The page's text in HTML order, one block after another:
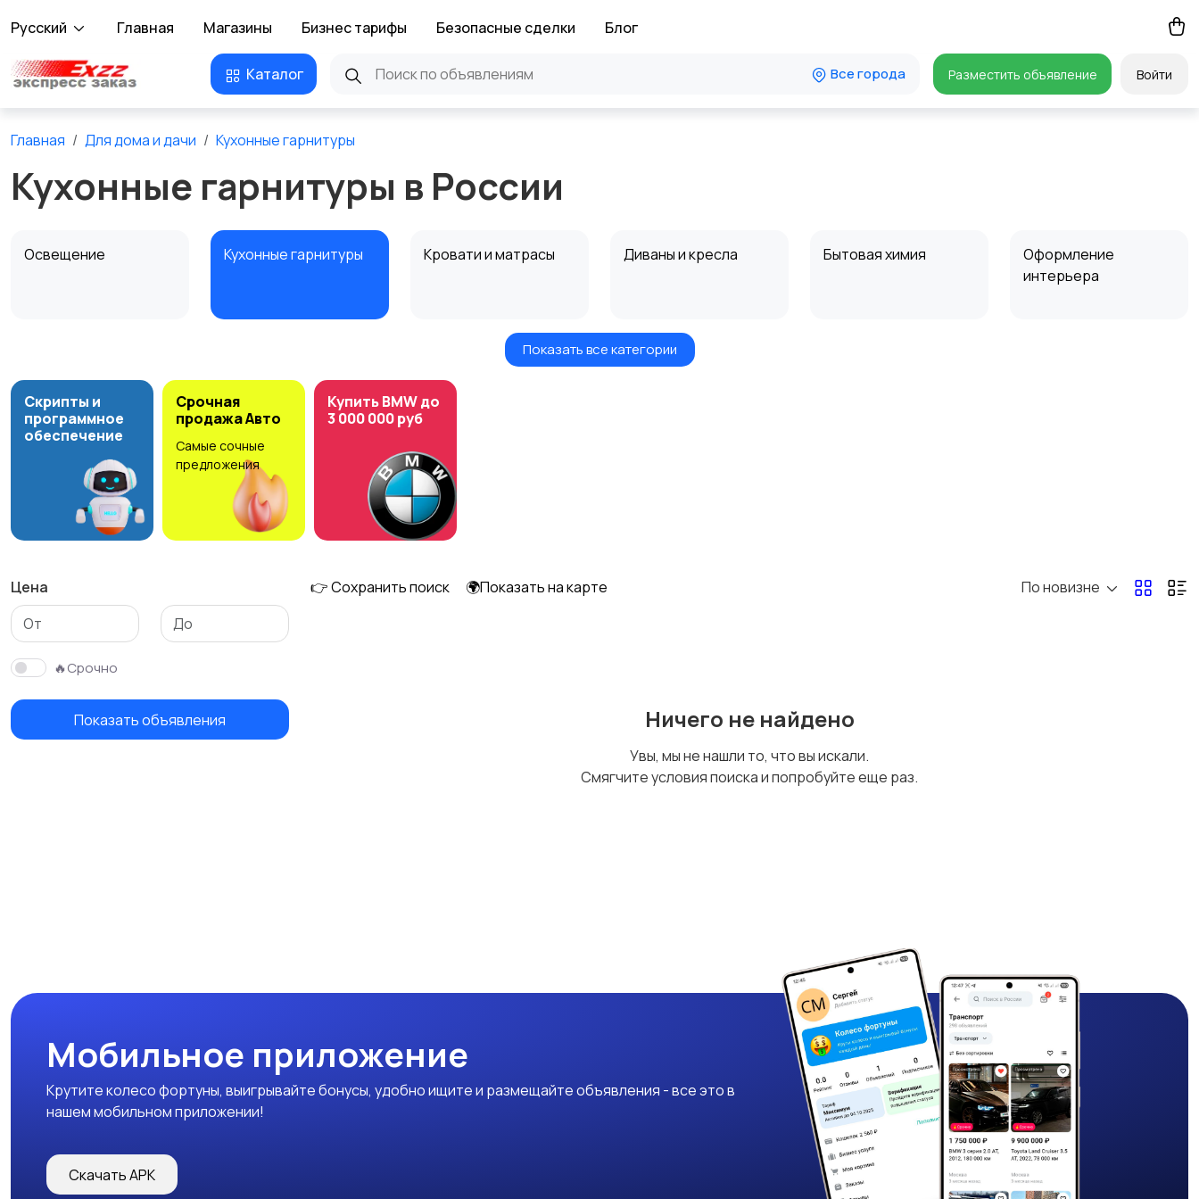
Русский Главная Магазины Бизнес тарифы Безопасные сделки Блог
Каталог Все города Разместить объявление Войти
Главная Для дома и дачи Кухонные гарнитуры
Кухонные гарнитуры в России
Освещение Кухонные гарнитуры Кровати и матрасы Диваны и кресла Бытовая химия
Оформление
интерьера
сигнализации
Растения и семена
Столы и стулья Текстиль и ковры Шкафы и комоды
Показать все категории
Скрипты и
программное
обеспечение
Срочная
продажа Авто
Самые сочные
предложения
Купить BMW до
3 000 000 руб
Цена
🔥Срочно
Показать объявления
👉 Сохранить поиск 🌍Показать на карте По новизне
Ничего не найдено
Увы, мы не нашли то, что вы искали.
Смягчите условия поиска и попробуйте еще раз.
Мобильное приложение
Крутите колесо фортуны, выигрывайте бонусы, удобно ищите и размещайте объявления - все это в
нашем мобильном приложении!
Скачать APK